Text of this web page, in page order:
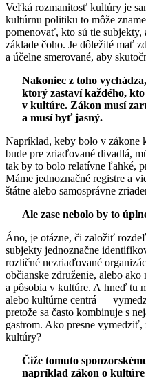
Veľká rozmanitosť kultúry je
kultúrnu politiku to môže
pomenovať, kto sú tie
základe čoho. Je dôležité mať
a účelne smerované, aby
Nakoniec z toho
ktorý zastaví každého,
v kultúre. Zákon musí
a musí byť jasný.
Napríklad, keby bolo v zákone
bude pre zriaďované divadlá,
tak by to bolo relatívne ľahké,
Máme jednoznačné registre a
štátne alebo samosprávne
Ale zase nebolo by to
Áno, je otázne, či založiť
subjekty jednoznačne
rozličné nezriaďované
občianske združenie, alebo
a pôsobia v kultúre. A hneď tu
alebo kultúrne centrá —
pretože sa často kombinuje s
gastrom. Ako presne
kultúry?
Čiže tomuto
napríklad zákon o kultúre